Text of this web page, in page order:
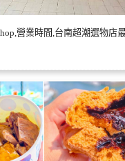
營業時間,台南超潮選物店